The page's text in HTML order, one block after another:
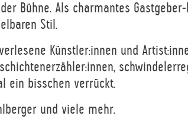
der Bühne. Als charmantes
Stil.
Künstler:innen und
ein bisschen verrückt.
und viele mehr.